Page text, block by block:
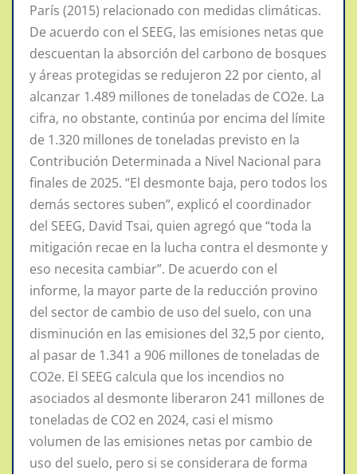
París (2015) relacionado con medidas climáticas.
De acuerdo con el SEEG, las emisiones netas que
descuentan la absorción del carbono de bosques
y áreas protegidas se redujeron 22 por ciento, al
alcanzar 1.489 millones de toneladas de CO2e. La
cifra, no obstante, continúa por encima del límite
de 1.320 millones de toneladas previsto en la
Contribución Determinada a Nivel Nacional para
finales de 2025. “El desmonte baja, pero todos los
demás sectores suben”, explicó el coordinador
del SEEG, David Tsai, quien agregó que “toda la
mitigación recae en la lucha contra el desmonte y
eso necesita cambiar”. De acuerdo con el
informe, la mayor parte de la reducción provino
del sector de cambio de uso del suelo, con una
disminución en las emisiones del 32,5 por ciento,
al pasar de 1.341 a 906 millones de toneladas de
CO2e. El SEEG calcula que los incendios no
asociados al desmonte liberaron 241 millones de
toneladas de CO2 en 2024, casi el mismo
volumen de las emisiones netas por cambio de
uso del suelo, pero si se considerara de forma